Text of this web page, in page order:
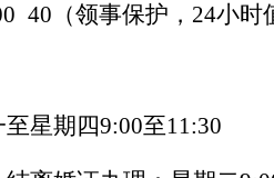
40（领事保护， 24小时
星期四9:00至11:30